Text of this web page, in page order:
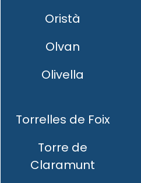
Oristà
Olvan
Olivella
Torrelles de Foix
Torre de
Claramunt